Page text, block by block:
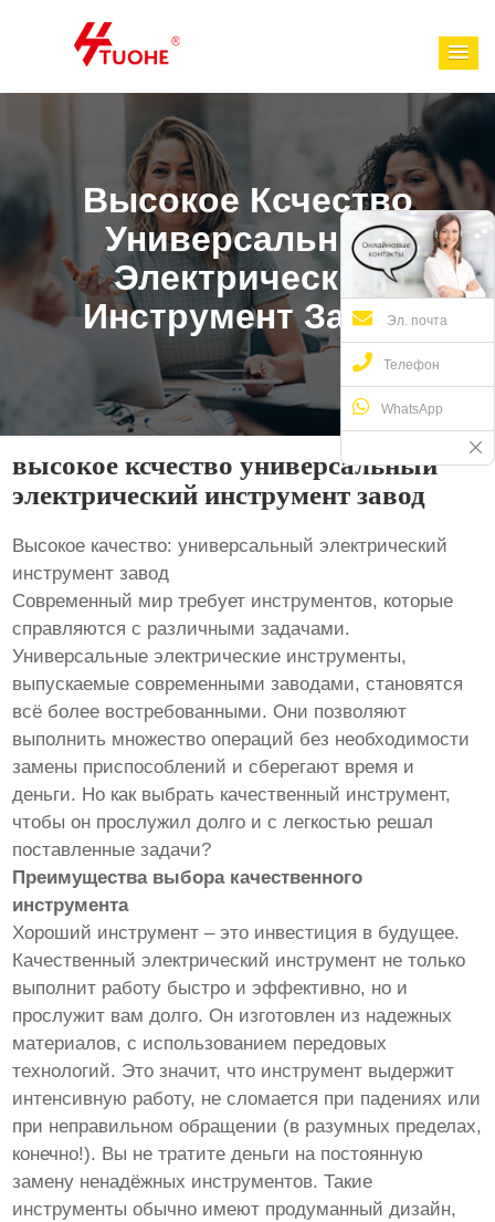
Высокое Ксчество
Универсальный
Электрический
Инструмент Завод
высокое ксчество универсальный
электрический инструмент завод
Высокое качество: универсальный электрический
инструмент завод
Современный мир требует инструментов, которые
справляются с различными задачами.
Универсальные электрические инструменты,
выпускаемые современными заводами, становятся
всё более востребованными. Они позволяют
выполнить множество операций без необходимости
замены приспособлений и сберегают время и
деньги. Но как выбрать качественный инструмент,
чтобы он прослужил долго и с легкостью решал
поставленные задачи?
Преимущества выбора качественного
инструмента
Хороший инструмент – это инвестиция в будущее.
Качественный электрический инструмент не только
выполнит работу быстро и эффективно, но и
прослужит вам долго. Он изготовлен из надежных
материалов, с использованием передовых
технологий. Это значит, что инструмент выдержит
интенсивную работу, не сломается при падениях или
при неправильном обращении (в разумных пределах,
конечно!). Вы не тратите деньги на постоянную
замену ненадёжных инструментов. Такие
инструменты обычно имеют продуманный дизайн,
Эл. почта
Телефон
WhatsApp